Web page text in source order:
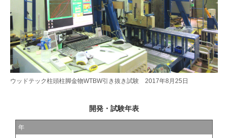
ウッドテック柱頭柱脚金物WTBW引き抜き試験 2017年8月25日
開発・試験年表
年